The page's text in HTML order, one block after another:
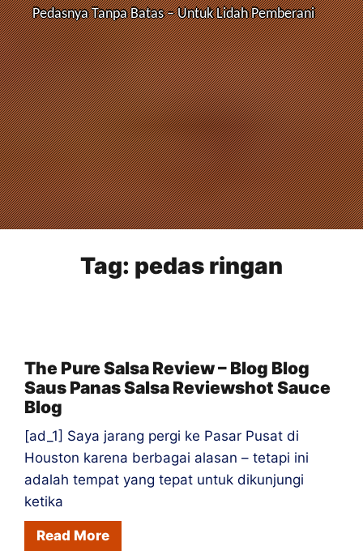
Pedasnya Tanpa Batas – Untuk Lidah Pemberani
Tag: pedas ringan
The Pure Salsa Review – Blog Blog
Saus Panas Salsa Reviewshot Sauce
Blog
[ad_1] Saya jarang pergi ke Pasar Pusat di
Houston karena berbagai alasan – tetapi ini
adalah tempat yang tepat untuk dikunjungi
ketika
Read More